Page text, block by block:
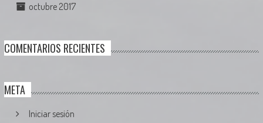
octubre 2017
COMENTARIOS RECIENTES
META
Iniciar sesión